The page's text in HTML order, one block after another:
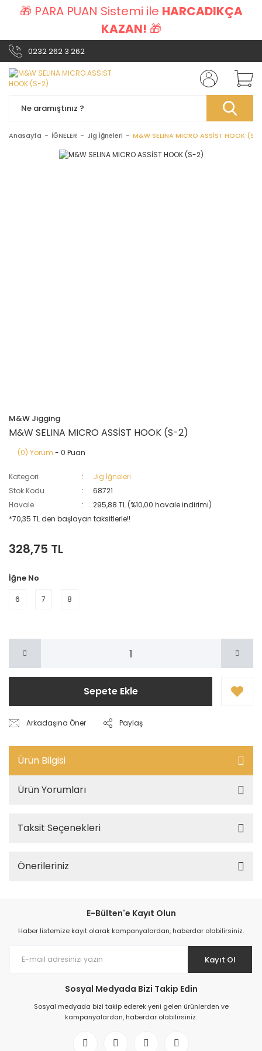
🎁 PARA PUAN Sistemi ile HARCADIKÇA
KAZAN! 🎁
0232 262 3 262
Anasayfa İĞNELER Jig İğneleri M&W SELINA MICRO ASSİST HOOK (S-
M&W Jigging
M&W SELINA MICRO ASSİST HOOK (S-2)
(0) Yorum - 0 Puan
Kategori
Jig İğneleri
Stok Kodu
68721
Havale
295,88 TL (%10,00 havale indirimi)
*70,35 TL den başlayan taksitlerle!!
328,75 TL
İğne No
6 7 8
Sepete Ekle
Arkadaşına Öner Paylaş
Ürün Bilgisi
Ürün Yorumları
Taksit Seçenekleri
Önerileriniz
E-Bülten'e Kayıt Olun
Haber listemize kayıt olarak kampanyalardan, haberdar olabilirsiniz.
Kayıt Ol
Sosyal Medyada Bizi Takip Edin
Sosyal medyada bizi takip ederek yeni gelen ürünlerden ve
kampanyalardan, haberdar olabilirsiniz.